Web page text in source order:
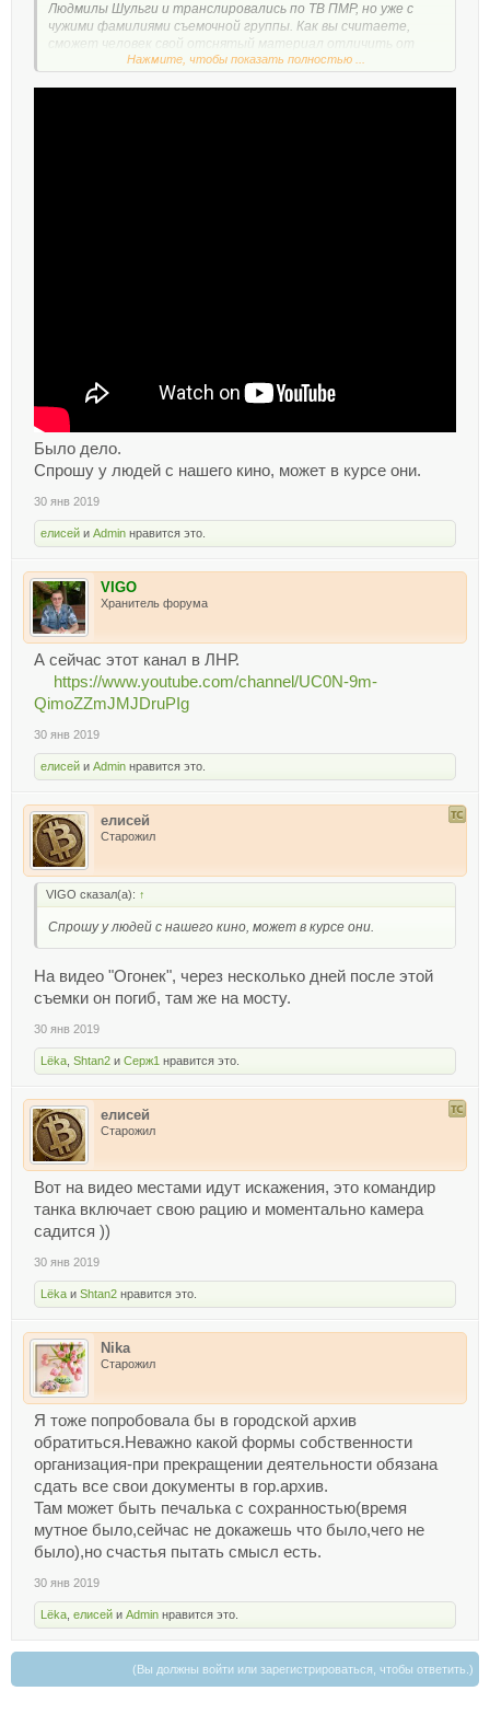
Людмилы Шульги и транслировались по ТВ ПМР, но уже с
чужими фамилиями съемочной группы. Как вы считаете,
сможет человек свой отснятый материал отличить от
чужого? Но здесь ладно, не было титров - влепили свои. А
Нажмите, чтобы показать полностью ...
Было дело.
Спрошу у людей с нашего кино, может в курсе они.
30 янв 2019
елисей и Admin нравится это.
VIGO
Хранитель форума
А сейчас этот канал в ЛНР.
https://www.youtube.com/channel/UC0N-9m-
QimoZZmJMJDruPIg
30 янв 2019
елисей и Admin нравится это.
елисей
Старожил
VIGO сказал(а): ↑
Спрошу у людей с нашего кино, может в курсе они.
На видео "Огонек", через несколько дней после этой
съемки он погиб, там же на мосту.
30 янв 2019
Lёka Shtan2 и Серж1 нравится это.
елисей
Старожил
Вот на видео местами идут искажения, это командир
танка включает свою рацию и моментально камера
садится ))
30 янв 2019
Lёka и Shtan2 нравится это.
Nika
Старожил
Я тоже попробовала бы в городской архив
обратиться.Неважно какой формы собственности
организация-при прекращении деятельности обязана
сдать все свои документы в гор.архив.
Там может быть печалька с сохранностью(время
мутное было,сейчас не докажешь что было,чего не
было),но счастья пытать смысл есть.
30 янв 2019
Lёka елисей и Admin нравится это.
(Вы должны войти или зарегистрироваться, чтобы ответить.)